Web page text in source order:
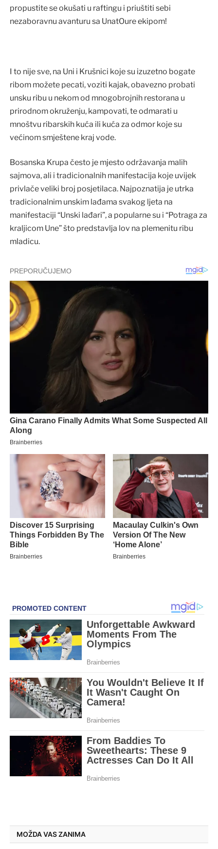
propustite se okušati u raftingu i priuštiti sebi
nezaboravnu avanturu sa UnatOure ekipom!
I to nije sve, na Uni i Krušnici koje su izuzetno bogate
ribom možete pecati, voziti kajak, obavezno probati
unsku ribu u nekom od mnogobrojnih restorana u
prirodnom okruženju, kampovati, te odmarati u
mnoštvu ribarskih kuća ili kuća za odmor koje su
većinom smještene kraj vode.
Bosanska Krupa često je mjesto održavanja malih
sajmova, ali i tradicionalnih manifestacija koje uvijek
privlače veliki broj posjetilaca. Najpoznatija je utrka
tradicionalnim unskim lađama svakog ljeta na
manifestaciji “Unski lađari”, a popularne su i “Potraga za
kraljicom Une” što predstavlja lov na plemenitu ribu
mladicu.
MOŽDA VAS ZANIMA